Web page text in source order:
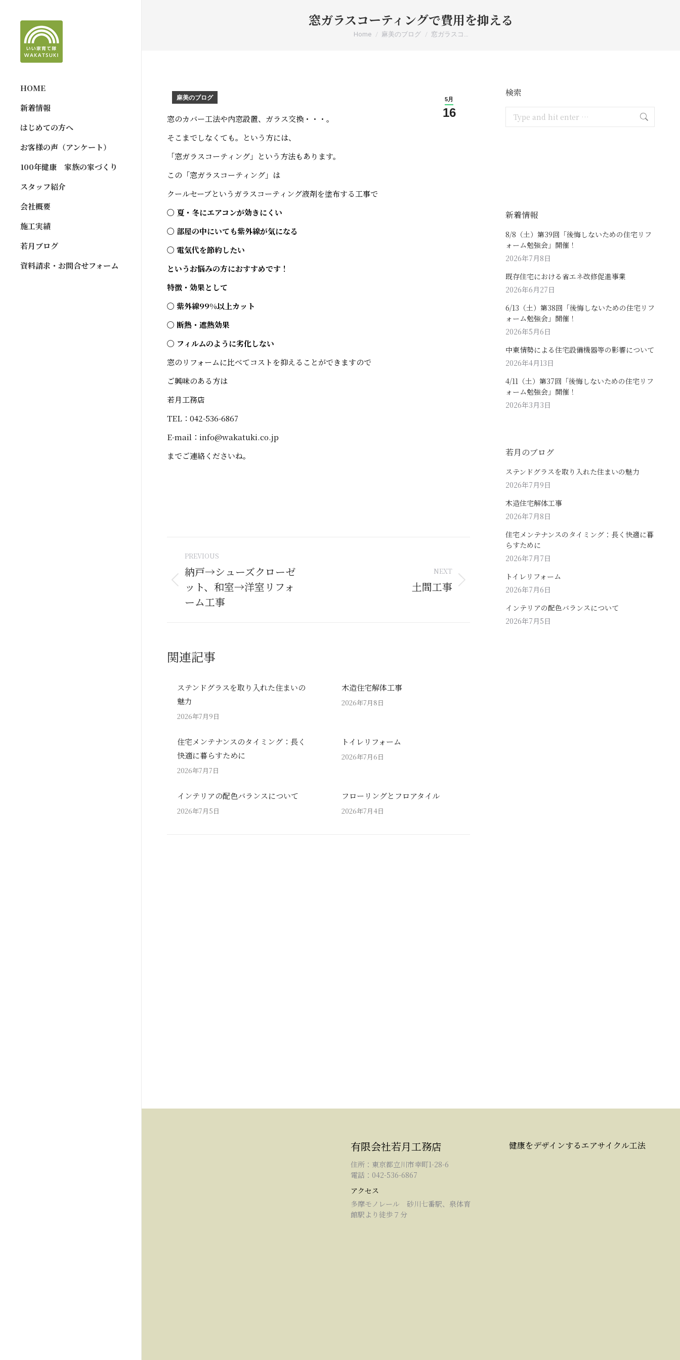
HOME
新着情報
はじめての方へ
お客様の声（アンケート）
100年健康 家族の家づくり
スタッフ紹介
会社概要
施工実績
若月ブログ
資料請求・お問合せフォーム
窓ガラスコーティングで費用を抑える
You are here:
Home 麻美のブログ 窓ガラスコ…
5月
16
麻美のブログ
窓のカバー工法や内窓設置、ガラス交換・・・。
そこまでしなくても。という方には、
「窓ガラスコーティング」という方法もあります。
この「窓ガラスコーティング」は
クールセーブというガラスコーティング液剤を塗布する工事で
〇 夏・冬にエアコンが効きにくい
〇 部屋の中にいても紫外線が気になる
〇 電気代を節約したい
というお悩みの方におすすめです！
特徴・効果として
〇 紫外線99%以上カット
〇 断熱・遮熱効果
〇 フィルムのように劣化しない
窓のリフォームに比べてコストを抑えることができますので
ご興味のある方は
若月工務店
TEL：042-536-6867
E-mail：info@wakatuki.co.jp
までご連絡くださいね。
Post
navigation
PREVIOUS
Previous
post:
納戸→シューズクローゼ
ット、和室→洋室リフォ
ーム工事
NEXT
土間工事
関連記事
ステンドグラスを取り入れた住まいの
魅力
2026年7月9日
木造住宅解体工事
2026年7月8日
住宅メンテナンスのタイミング：長く
快適に暮らすために
2026年7月7日
トイレリフォーム
2026年7月6日
インテリアの配色バランスについて
2026年7月5日
フローリングとフロアタイル
2026年7月4日
検索
新着情報
8/8（土）第39回「後悔しないための住宅リフ
ォーム勉強会」開催！
2026年7月8日
既存住宅における省エネ改修促進事業
2026年6月27日
6/13（土）第38回「後悔しないための住宅リフ
ォーム勉強会」開催！
2026年5月6日
中東情勢による住宅設備機器等の影響について
2026年4月13日
4/11（土）第37回「後悔しないための住宅リフ
ォーム勉強会」開催！
2026年3月3日
若月のブログ
ステンドグラスを取り入れた住まいの魅力
2026年7月9日
木造住宅解体工事
2026年7月8日
住宅メンテナンスのタイミング：長く快適に暮
らすために
2026年7月7日
トイレリフォーム
2026年7月6日
インテリアの配色バランスについて
2026年7月5日
有限会社若月工務店
住所：東京都立川市幸町1-28-6
電話：042-536-6867
アクセス
多摩モノレール 砂川七番駅、泉体育
館駅より徒歩７分
健康をデザインするエアサイクル工法